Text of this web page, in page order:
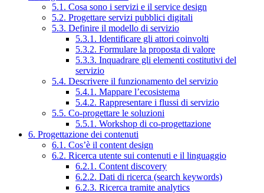
5.1. Cosa sono i servizi e il service design
5.2. Progettare servizi pubblici digitali
5.3. Definire il modello di servizio
5.3.1. Identificare gli attori coinvolti
5.3.2. Formulare la proposta di valore
5.3.3. Inquadrare gli elementi costitutivi del
servizio
5.4. Descrivere il funzionamento del servizio
5.4.1. Mappare l’ecosistema
5.4.2. Rappresentare i flussi di servizio
5.5. Co-progettare le soluzioni
5.5.1. Workshop di co-progettazione
6. Progettazione dei contenuti
6.1. Cos’è il content design
6.2. Ricerca utente sui contenuti e il linguaggio
6.2.1. Content discovery
6.2.2. Dati di ricerca (search keywords)
6.2.3. Ricerca tramite analytics